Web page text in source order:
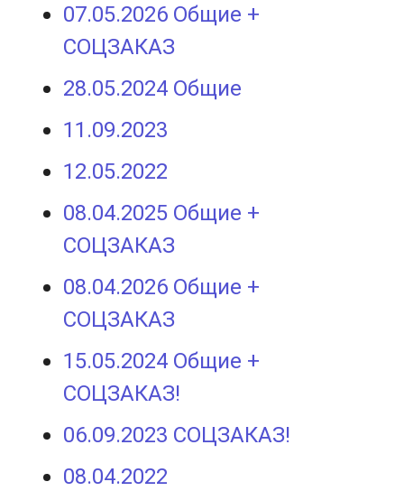
07.05.2026 Общие +
СОЦЗАКАЗ
28.05.2024 Общие
11.09.2023
12.05.2022
08.04.2025 Общие +
СОЦЗАКАЗ
08.04.2026 Общие +
СОЦЗАКАЗ
15.05.2024 Общие +
СОЦЗАКАЗ!
06.09.2023 СОЦЗАКАЗ!
08.04.2022